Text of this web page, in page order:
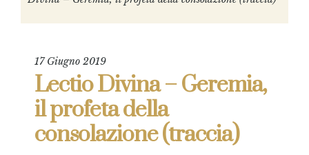
17 Giugno 2019
Lectio Divina – Geremia,
il profeta della
consolazione (traccia)